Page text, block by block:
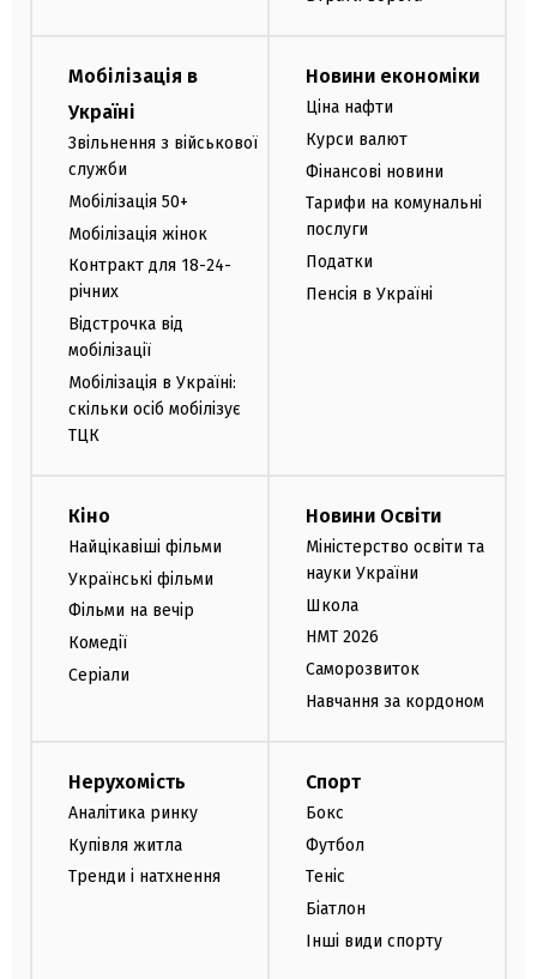
Мобілізація в
Україні
Звільнення з військової
служби
Мобілізація 50+
Мобілізація жінок
Контракт для 18-24-
річних
Відстрочка від
мобілізації
Мобілізація в Україні:
скільки осіб мобілізує
ТЦК
Новини економіки
Ціна нафти
Курси валют
Фінансові новини
Тарифи на комунальні
послуги
Податки
Пенсія в Україні
Кіно
Найцікавіші фільми
Українські фільми
Фільми на вечір
Комедії
Серіали
Новини Освіти
Міністерство освіти та
науки України
Школа
НМТ 2026
Саморозвиток
Навчання за кордоном
Нерухомість
Аналітика ринку
Купівля житла
Тренди і натхнення
Спорт
Бокс
Футбол
Теніс
Біатлон
Інші види спорту